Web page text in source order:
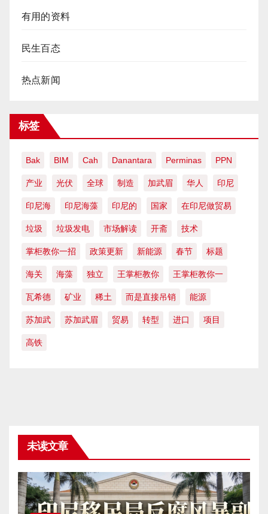
有用的资料
民生百态
热点新闻
标签
Bak BIM Cah Danantara Perminas PPN
产业 光伏 全球 制造 加武眉 华人 印尼
印尼海 印尼海藻 印尼的 国家 在印尼做贸易
垃圾 垃圾发电 市场解读 开斋 技术
掌柜教你一招 政策更新 新能源 春节 标题
海关 海藻 独立 王掌柜教你 王掌柜教你一
瓦希德 矿业 稀土 而是直接吊销 能源
苏加武 苏加武眉 贸易 转型 进口 项目
高铁
未读文章